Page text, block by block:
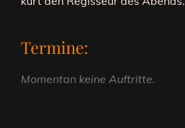
Termine:
Momentan keine Auftritte.